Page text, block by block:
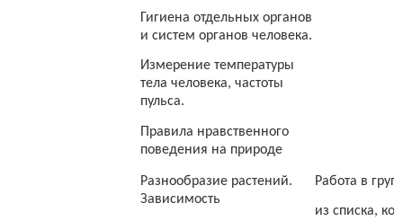
Гигиена отдельных органов
и систем органов человека.
Измерение температуры
тела человека, частоты
пульса.
Правила нравственного
поведения на природе
Разнообразие растений.
Зависимость
Работа в
из списка,